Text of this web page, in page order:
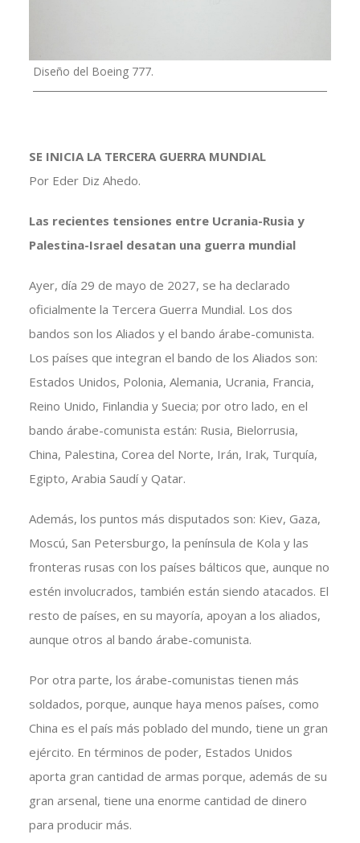
Diseño del Boeing 777.
SE INICIA LA TERCERA GUERRA MUNDIAL
Por Eder Diz Ahedo.
Las recientes tensiones entre Ucrania-Rusia y
Palestina-Israel desatan una guerra mundial
Ayer, día 29 de mayo de 2027, se ha declarado
oficialmente la Tercera Guerra Mundial. Los dos
bandos son los Aliados y el bando árabe-comunista.
Los países que integran el bando de los Aliados son:
Estados Unidos, Polonia, Alemania, Ucrania, Francia,
Reino Unido, Finlandia y Suecia; por otro lado, en el
bando árabe-comunista están: Rusia, Bielorrusia,
China, Palestina, Corea del Norte, Irán, Irak, Turquía,
Egipto, Arabia Saudí y Qatar.
Además, los puntos más disputados son: Kiev, Gaza,
Moscú, San Petersburgo, la península de Kola y las
fronteras rusas con los países bálticos que, aunque no
estén involucrados, también están siendo atacados. El
resto de países, en su mayoría, apoyan a los aliados,
aunque otros al bando árabe-comunista.
Por otra parte, los árabe-comunistas tienen más
soldados, porque, aunque haya menos países, como
China es el país más poblado del mundo, tiene un gran
ejército. En términos de poder, Estados Unidos
aporta gran cantidad de armas porque, además de su
gran arsenal, tiene una enorme cantidad de dinero
para producir más.